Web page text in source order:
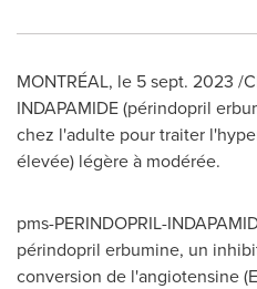
MONTRÉAL, le 5 sept. 2023 /
INDAPAMIDE (périndopril
chez l'adulte pour traiter
élevée) légère à modérée.
pms-PERINDOPRIL-
périndopril erbumine, un
conversion de l'angiotensine